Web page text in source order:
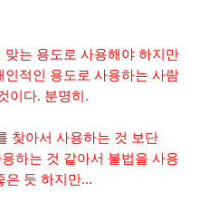
는 용도로 사용해야 하지만
적인 용도로 사용하는 사람
이다. 분명히.
찾아서 사용하는 것 보단
하는 것 같아서 불법을 사용
은 듯 하지만...